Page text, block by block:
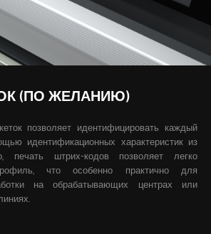
(ПО ЖЕЛАНИЮ)
позволяет идентифицировать каждый
идентификационных характеристик из
печать штрих-кодов позволяет легко
что особенно практично для
на обрабатывающих центрах или